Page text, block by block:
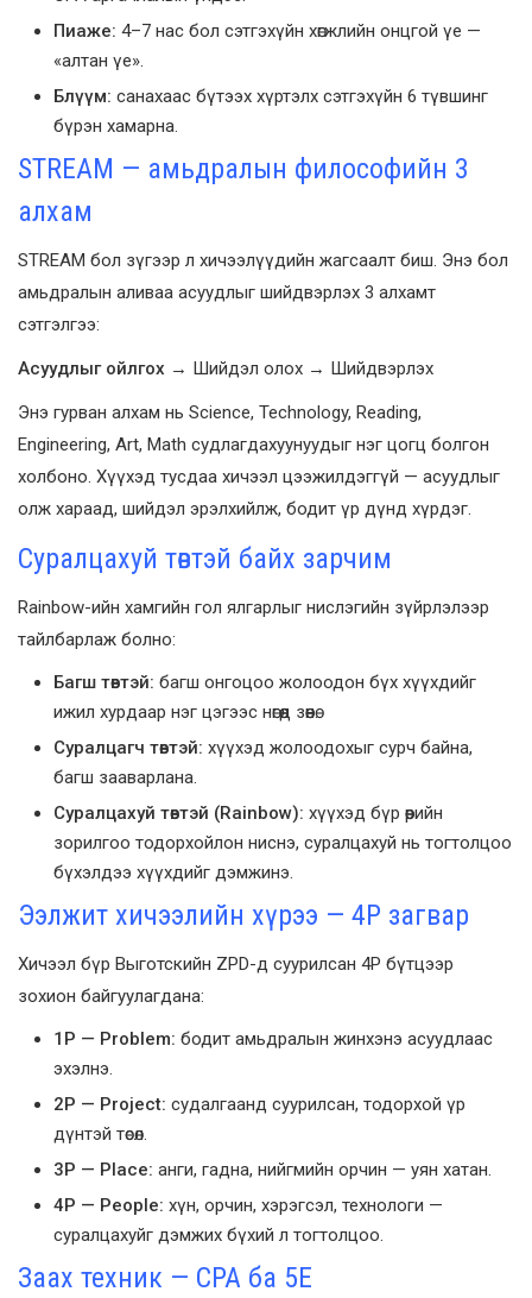
Пиаже: 4–7 нас бол сэтгэхүйн хөгжлийн онцгой үе —
«алтан үе».
Блүүм: санахаас бүтээх хүртэлх сэтгэхүйн 6 түвшинг
бүрэн хамарна.
STREAM — амьдралын философийн 3
алхам
STREAM бол зүгээр л хичээлүүдийн жагсаалт биш. Энэ бол
амьдралын аливаа асуудлыг шийдвэрлэх 3 алхамт
сэтгэлгээ:
Асуудлыг ойлгох → Шийдэл олох → Шийдвэрлэх
Энэ гурван алхам нь Science, Technology, Reading,
Engineering, Art, Math судлагдахуунуудыг нэг цогц болгон
холбоно. Хүүхэд тусдаа хичээл цээжилдэггүй — асуудлыг
олж хараад, шийдэл эрэлхийлж, бодит үр дүнд хүрдэг.
Суралцахуй төвтэй байх зарчим
Rainbow-ийн хамгийн гол ялгарлыг нислэгийн зүйрлэлээр
тайлбарлаж болно:
Багш төвтэй: багш онгоцоо жолоодон бүх хүүхдийг
ижил хурдаар нэг цэгээс нөгөөд зөөнө.
Суралцагч төвтэй: хүүхэд жолоодохыг сурч байна,
багш зааварлана.
Суралцахуй төвтэй (Rainbow): хүүхэд бүр өөрийн
зорилгоо тодорхойлон ниснэ, суралцахуй нь тогтолцоо
бүхэлдээ хүүхдийг дэмжинэ.
Ээлжит хичээлийн хүрээ — 4Р загвар
Хичээл бүр Выготскийн ZPD-д суурилсан 4Р бүтцээр
зохион байгуулагдана:
1P — Problem: бодит амьдралын жинхэнэ асуудлаас
эхэлнэ.
2P — Project: судалгаанд суурилсан, тодорхой үр
дүнтэй төсөл.
3P — Place: анги, гадна, нийгмийн орчин — уян хатан.
4P — People: хүн, орчин, хэрэгсэл, технологи —
суралцахуйг дэмжих бүхий л тогтолцоо.
Заах техник — CPA ба 5Е